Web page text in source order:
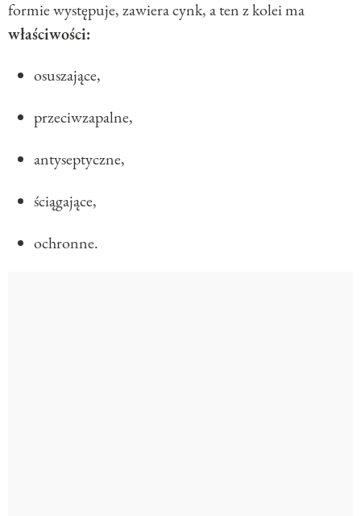
formie występuje, zawiera cynk, a ten z kolei ma
właściwości:
osuszające,
przeciwzapalne,
antyseptyczne,
ściągające,
ochronne.